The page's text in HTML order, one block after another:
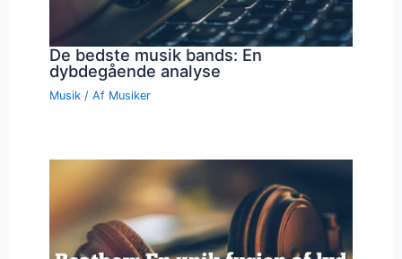
De bedste musik bands: En
dybdegående analyse
Musik / Af Musiker